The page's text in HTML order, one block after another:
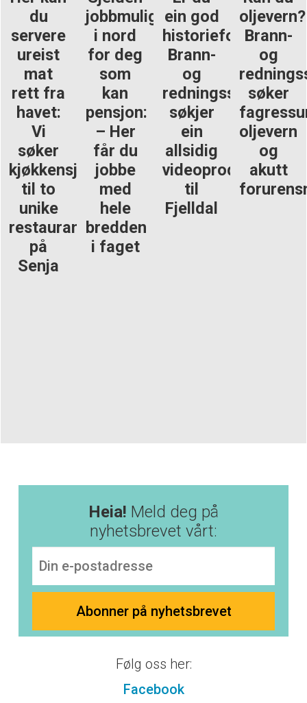
du
servere
ureist
mat
rett fra
havet:
Vi
søker
kjøkkensjef
til to
unike
restauranter
på
Senja
jobbmulighet
i nord
for deg
som
kan
pensjon:
– Her
får du
jobbe
med
hele
bredden
i faget
ein god
historieforteljar?
Brann-
og
redningsskulen
søkjer
ein
allsidig
videoprodusent
til
Fjelldal
oljevern?
Brann-
og
søker
oljevern
og
akutt
Heia! Meld deg på
nyhetsbrevet vårt:
Følg oss her:
Facebook